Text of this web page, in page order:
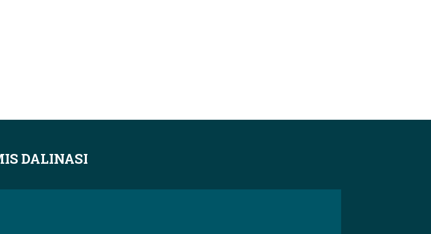
DALINASI